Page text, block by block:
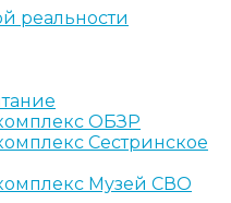
реальности
ОБЗР
Сестринское
Музей СВО